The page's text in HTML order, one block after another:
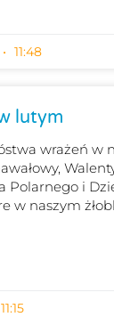
11:48
lutym
wrażeń w
Polarnego i
w naszym
11:15